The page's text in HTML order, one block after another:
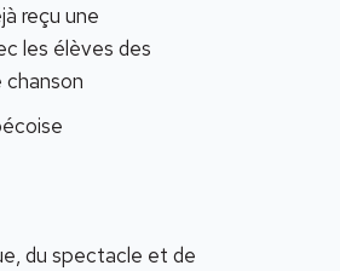
reçu une
les élèves des
chanson
du spectacle et de